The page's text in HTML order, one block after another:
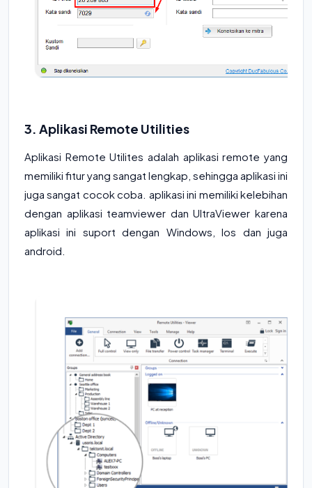
3. Aplikasi Remote Utilities
Aplikasi Remote Utilites adalah aplikasi remote yang
memiliki fitur yang sangat lengkap, sehingga aplikasi ini
juga sangat cocok coba. aplikasi ini memiliki kelebihan
dengan aplikasi teamviewer dan UltraViewer karena
aplikasi ini suport dengan Windows, Ios dan juga
android.